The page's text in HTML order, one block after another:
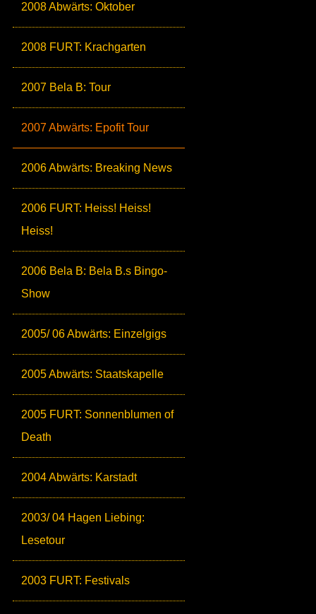
2008 Abwärts: Oktober
2008 FURT: Krachgarten
2007 Bela B: Tour
2007 Abwärts: Epofit Tour
2006 Abwärts: Breaking News
2006 FURT: Heiss! Heiss!
Heiss!
2006 Bela B: Bela B.s Bingo-
Show
2005/ 06 Abwärts: Einzelgigs
2005 Abwärts: Staatskapelle
2005 FURT: Sonnenblumen of
Death
2004 Abwärts: Karstadt
2003/ 04 Hagen Liebing:
Lesetour
2003 FURT: Festivals